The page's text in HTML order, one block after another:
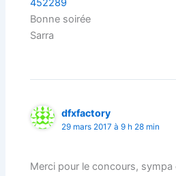
452289
Bonne soirée
Sarra
dfxfactory
29 mars 2017 à 9 h 28 min
Merci pour le concours,